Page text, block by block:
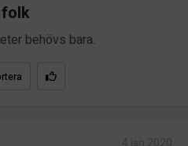
behövs bara.